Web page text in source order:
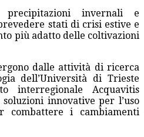
invernali e
stati di crisi estive e
più adatto delle coltivazioni
dalle attività di ricerca
dell’Università di Trieste
interregionale Acquavitis
innovative per l’uso
combattere i cambiamenti